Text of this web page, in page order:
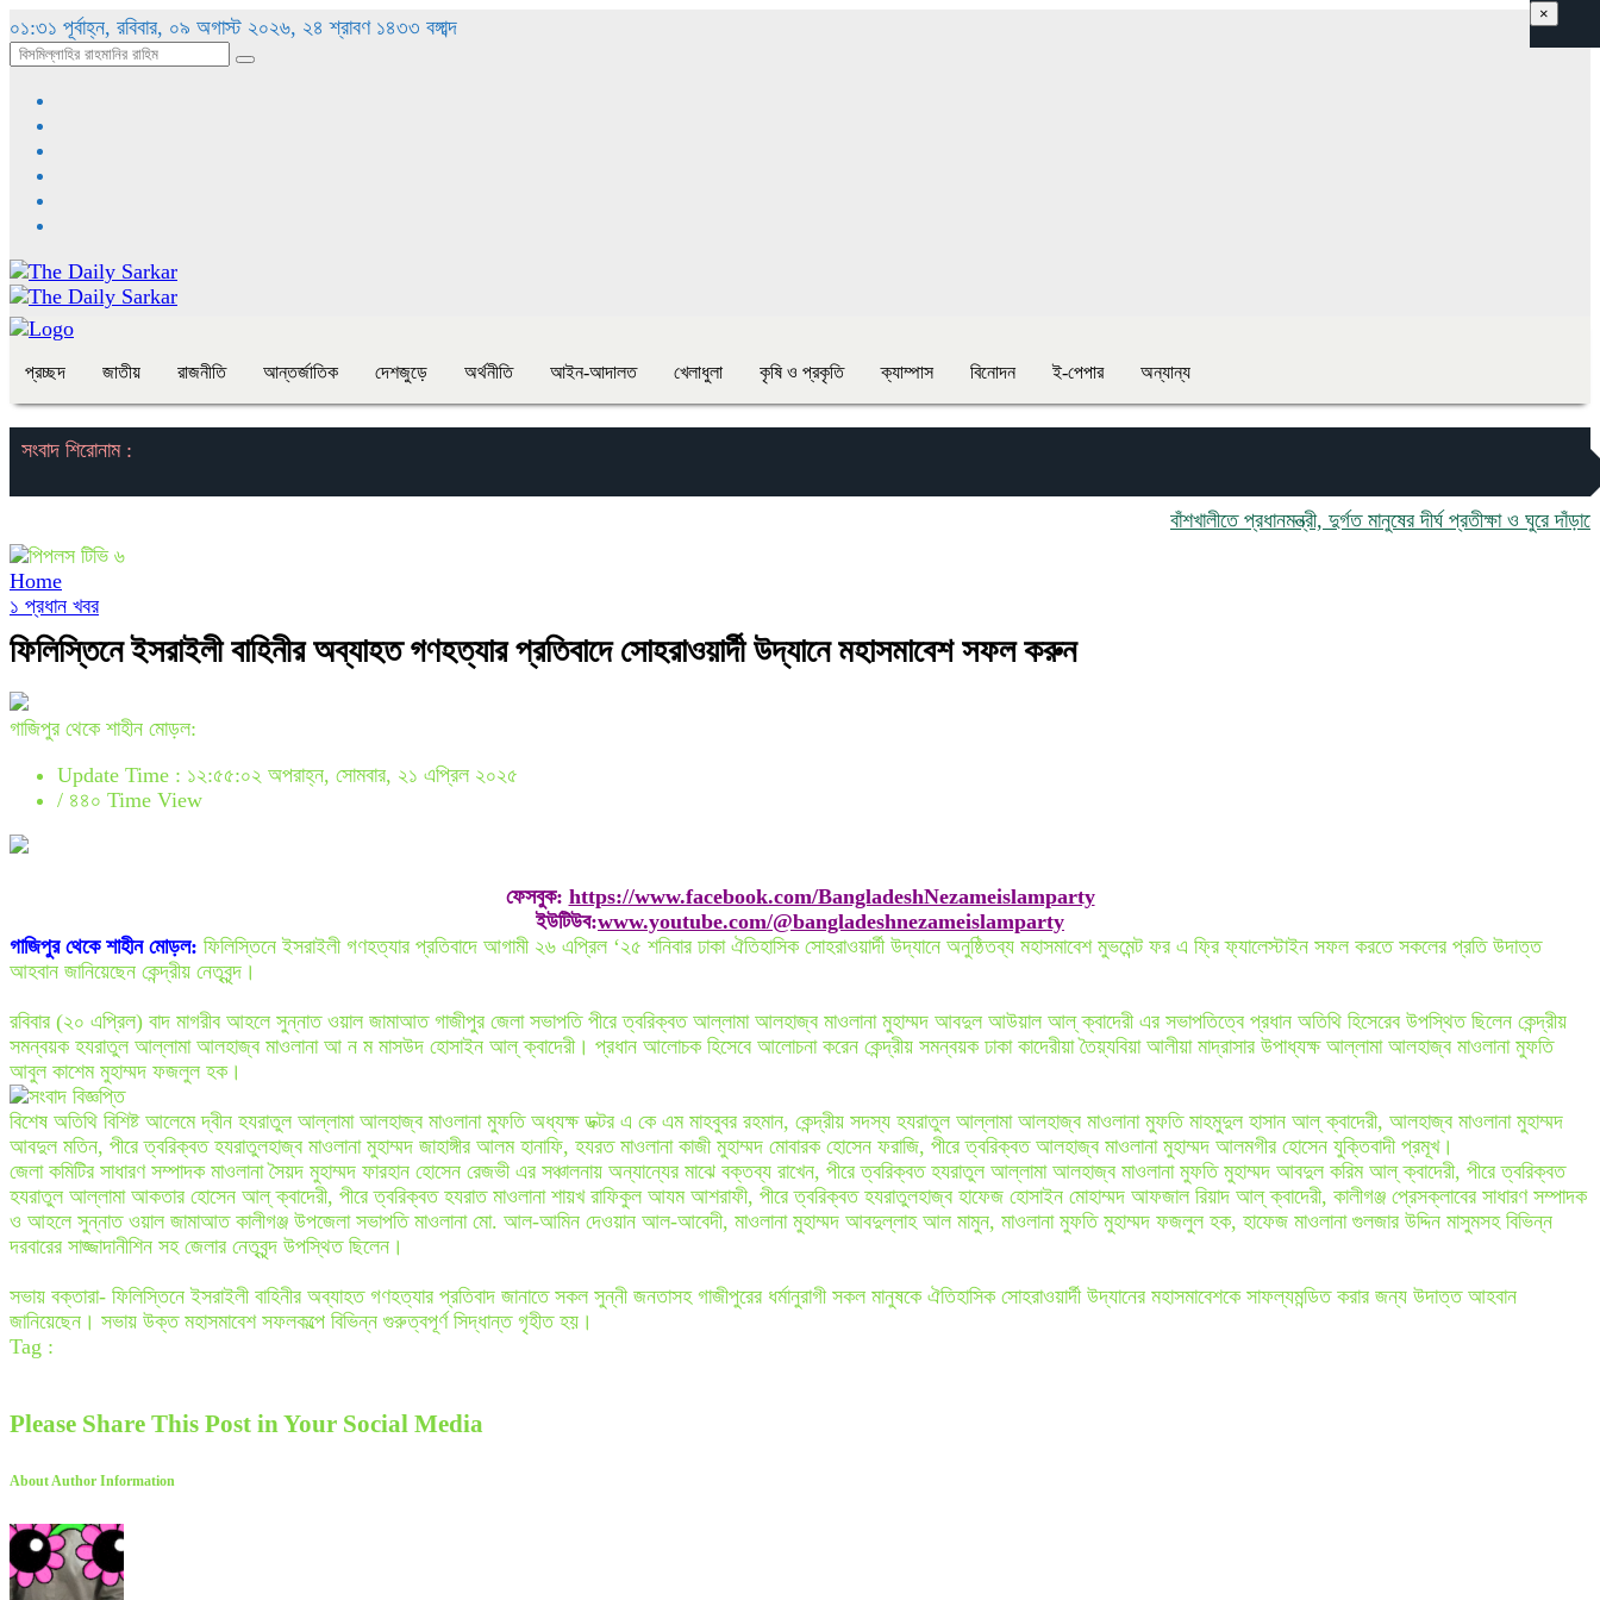
০১:৩১ পূর্বাহ্ন, রবিবার, ০৯ অগাস্ট ২০২৬, ২৪ শ্রাবণ ১৪৩৩ বঙ্গাব্দ
প্রচ্ছদ জাতীয় রাজনীতি আন্তর্জাতিক দেশজুড়ে অর্থনীতি আইন-আদালত খেলাধুলা কৃষি ও প্রকৃতি ক্যাম্পাস বিনোদন ই-পেপার অন্যান্য
সংবাদ শিরোনাম :
বাঁশখালীতে প্রধানমন্ত্রী, দুর্গত মানুষের দীর্ঘ প্রতীক্ষা ও ঘুরে দাঁড়ানোর
×
Home
১ প্রধান খবর
ফিলিস্তিনে ইসরাইলী বাহিনীর অব্যাহত গণহত্যার প্রতিবাদে সোহরাওয়ার্দী উদ্যানে মহাসমাবেশ সফল করুন
গাজিপুর থেকে শাহীন মোড়ল:
Update Time : ১২:৫৫:০২ অপরাহ্ন, সোমবার, ২১ এপ্রিল ২০২৫
/ ৪৪০ Time View
ফেসবুক: https://www.facebook.com/BangladeshNezameislamparty
ইউটিউব:www.youtube.com/@bangladeshnezameislamparty
গাজিপুর থেকে শাহীন মোড়ল: ফিলিস্তিনে ইসরাইলী গণহত্যার প্রতিবাদে আগামী ২৬ এপ্রিল ‘২৫ শনিবার ঢাকা ঐতিহাসিক সোহরাওয়ার্দী উদ্যানে অনুষ্ঠিতব্য মহাসমাবেশ মুভমেন্ট ফর এ ফ্রি ফ্যালেস্টাইন সফল করতে সকলের প্রতি উদাত্ত
আহবান জানিয়েছেন কেন্দ্রীয় নেতৃবৃন্দ।
রবিবার (২০ এপ্রিল) বাদ মাগরীব আহলে সুন্নাত ওয়াল জামাআত গাজীপুর জেলা সভাপতি পীরে ত্বরিক্বত আল্লামা আলহাজ্ব মাওলানা মুহাম্মদ আবদুল আউয়াল আল্ ক্বাদেরী এর সভাপতিত্বে প্রধান অতিথি হিসেরেব উপস্থিত ছিলেন কেন্দ্রীয়
সমন্বয়ক হযরাতুল আল্লামা আলহাজ্ব মাওলানা আ ন ম মাসউদ হোসাইন আল্ ক্বাদেরী। প্রধান আলোচক হিসেবে আলোচনা করেন কেন্দ্রীয় সমন্বয়ক ঢাকা কাদেরীয়া তৈয়্যবিয়া আলীয়া মাদ্রাসার উপাধ্যক্ষ আল্লামা আলহাজ্ব মাওলানা মুফতি
আবুল কাশেম মুহাম্মদ ফজলুল হক।
বিশেষ অতিথি বিশিষ্ট আলেমে দ্বীন হযরাতুল আল্লামা আলহাজ্ব মাওলানা মুফতি অধ্যক্ষ ডক্টর এ কে এম মাহবুবর রহমান, কেন্দ্রীয় সদস্য হযরাতুল আল্লামা আলহাজ্ব মাওলানা মুফতি মাহমুদুল হাসান আল্ ক্বাদেরী, আলহাজ্ব মাওলানা মুহাম্মদ
আবদুল মতিন, পীরে ত্বরিক্বত হযরাতুলহাজ্ব মাওলানা মুহাম্মদ জাহাঙ্গীর আলম হানাফি, হযরত মাওলানা কাজী মুহাম্মদ মোবারক হোসেন ফরাজি, পীরে ত্বরিক্বত আলহাজ্ব মাওলানা মুহাম্মদ আলমগীর হোসেন যুক্তিবাদী প্রমূখ।
জেলা কমিটির সাধারণ সম্পাদক মাওলানা সৈয়দ মুহাম্মদ ফারহান হোসেন রেজভী এর সঞ্চালনায় অন্যান্যের মাঝে বক্তব্য রাখেন, পীরে ত্বরিক্বত হযরাতুল আল্লামা আলহাজ্ব মাওলানা মুফতি মুহাম্মদ আবদুল করিম আল্ ক্বাদেরী, পীরে ত্বরিক্বত
হযরাতুল আল্লামা আকতার হোসেন আল্ ক্বাদেরী, পীরে ত্বরিক্বত হযরাত মাওলানা শায়খ রাফিকুল আযম আশরাফী, পীরে ত্বরিক্বত হযরাতুলহাজ্ব হাফেজ হোসাইন মোহাম্মদ আফজাল রিয়াদ আল্ ক্বাদেরী, কালীগঞ্জ প্রেসক্লাবের সাধারণ সম্পাদক
ও আহলে সুন্নাত ওয়াল জামাআত কালীগঞ্জ উপজেলা সভাপতি মাওলানা মো. আল-আমিন দেওয়ান আল-আবেদী, মাওলানা মুহাম্মদ আবদুল্লাহ আল মামুন, মাওলানা মুফতি মুহাম্মদ ফজলুল হক, হাফেজ মাওলানা গুলজার উদ্দিন মাসুমসহ বিভিন্ন
দরবারের সাজ্জাদানীশিন সহ জেলার নেতৃবৃন্দ উপস্থিত ছিলেন।
সভায় বক্তারা- ফিলিস্তিনে ইসরাইলী বাহিনীর অব্যাহত গণহত্যার প্রতিবাদ জানাতে সকল সুন্নী জনতাসহ গাজীপুরের ধর্মানুরাগী সকল মানুষকে ঐতিহাসিক সোহরাওয়ার্দী উদ্যানের মহাসমাবেশকে সাফল্যমন্ডিত করার জন্য উদাত্ত আহবান
জানিয়েছেন। সভায় উক্ত মহাসমাবেশ সফলকল্পে বিভিন্ন গুরুত্বপূর্ণ সিদ্ধান্ত গৃহীত হয়।
Tag :
Please Share This Post in Your Social Media
About Author Information